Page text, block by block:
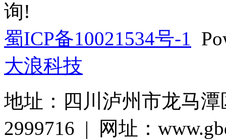
询!
蜀ICP备10021534号-1
大浪科技
地址：四川泸州市龙马
2999716 | 网址：